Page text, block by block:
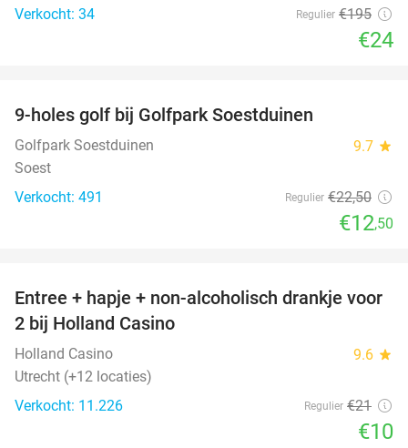
Verkocht: 34
Regulier €195
€24
9-holes golf bij Golfpark Soestduinen
Golfpark Soestduinen 9.7 star
Soest
Verkocht: 491
Regulier €22,50
€12,50
52%
Entree + hapje + non-alcoholisch drankje voor
2 bij Holland Casino
Holland Casino 9.6 star
Utrecht (+12 locaties)
Verkocht: 11.226
Regulier €21
€10